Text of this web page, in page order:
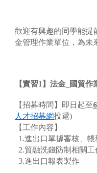
歡迎有興趣的同學能提
金管理作業單位，為未
【實習1】法金_國貿
【招募時間】即日起至
人才招募網投遞)
【工作內容】
1.進出口單據審核、
2.貿融洗錢防制相關工
3.進出口報表製作